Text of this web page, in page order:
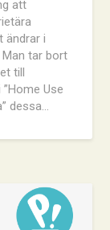
att
ändrar i
Man tar bort
till
Use
dessa…